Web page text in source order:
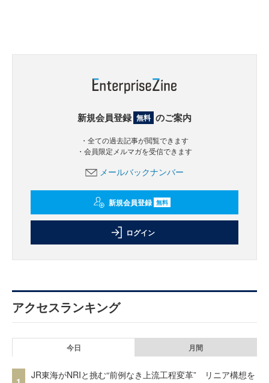
新規会員登録 無料 のご案内
・全ての過去記事が閲覧できます
・会員限定メルマガを受信できます
メールバックナンバー
新規会員登録 無料
ログイン
アクセスランキング
今日 月間
JR東海がNRIと挑む“前例なき上流工程変革” リニア構想を